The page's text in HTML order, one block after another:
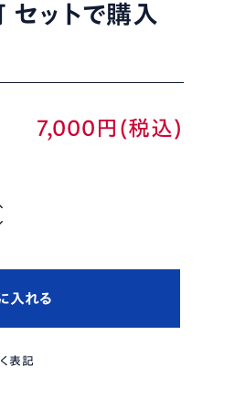
ットで購入
7,000円(税込)
入れる
表記